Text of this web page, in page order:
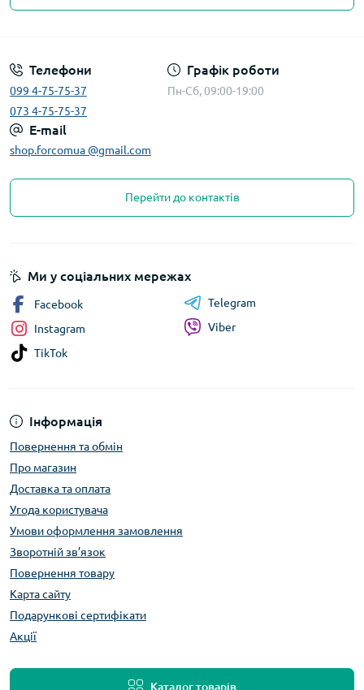
Телефони
099 4-75-75-37
073 4-75-75-37
Графік роботи
Пн-Сб, 09:00-19:00
E-mail
shop.forcomua @gmail.com
Перейти до контактів
Інформація
Повернення та обмін
Про магазин
Доставка та оплата
Угода користувача
Умови оформлення замовлення
Зворотній зв’язок
Повернення товару
Карта сайту
Подарункові сертифікати
Акції
Каталог товарів
Ми у соціальних мережах
Facebook
Instagram
TikTok
Telegram
Viber